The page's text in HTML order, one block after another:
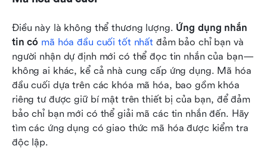
Điều này là không thể thương lượng. Ứng dụng nhắn
tin có mã hóa đầu cuối tốt nhất đảm bảo chỉ bạn và
người nhận dự định mới có thể đọc tin nhắn của bạn—
không ai khác, kể cả nhà cung cấp ứng dụng. Mã hóa
đầu cuối dựa trên các khóa mã hóa, bao gồm khóa
riêng tư được giữ bí mật trên thiết bị của bạn, để đảm
bảo chỉ bạn mới có thể giải mã các tin nhắn đến. Hãy
tìm các ứng dụng có giao thức mã hóa được kiểm tra
độc lập.